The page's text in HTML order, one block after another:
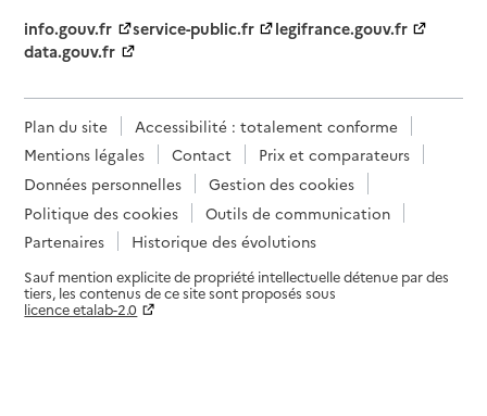
info.gouv.fr service-public.fr
legifrance.gouv.fr
data.gouv.fr
Plan du site
Accessibilité : totalement conforme
Mentions légales
Contact
Prix et comparateurs
Données personnelles
Gestion des cookies
Politique des cookies
Outils de communication
Partenaires
Historique des évolutions
Sauf mention explicite de propriété intellectuelle détenue par des
tiers, les contenus de ce site sont proposés sous
licence etalab-2.0